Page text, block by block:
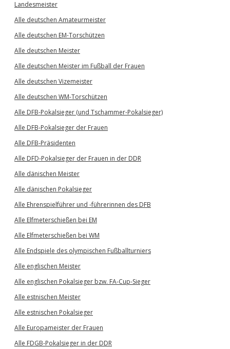
Landesmeister
Alle deutschen Amateurmeister
Alle deutschen EM-Torschützen
Alle deutschen Meister
Alle deutschen Meister im Fußball der Frauen
Alle deutschen Vizemeister
Alle deutschen WM-Torschützen
Alle DFB-Pokalsieger (und Tschammer-Pokalsieger)
Alle DFB-Pokalsieger der Frauen
Alle DFB-Präsidenten
Alle DFD-Pokalsieger der Frauen in der DDR
Alle dänischen Meister
Alle dänischen Pokalsieger
Alle Ehrenspielführer und -führerinnen des DFB
Alle Elfmeterschießen bei EM
Alle Elfmeterschießen bei WM
Alle Endspiele des olympischen Fußballturniers
Alle englischen Meister
Alle englischen Pokalsieger bzw. FA-Cup-Sieger
Alle estnischen Meister
Alle estnischen Pokalsieger
Alle Europameister der Frauen
Alle FDGB-Pokalsieger in der DDR